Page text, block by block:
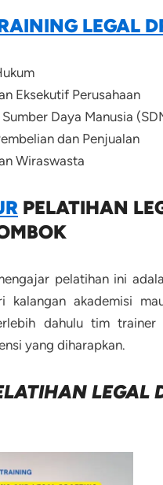
LEGAL
Eksekutif Perusahaan
Daya Manusia
dan Penjualan
Wiraswasta
PELATIHAN
pelatihan ini
kalangan akademisi
dahulu tim
yang diharapkan.
LEGAL